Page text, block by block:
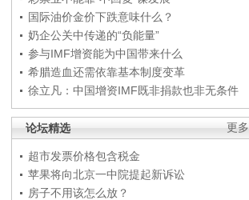
国际油价金价下跌意味什么？
奶企公关中传递的“负能量”
参与IMF增资能为中国带来什么
希腊造血还需依靠基本制度变革
徐立凡：中国增资IMF既非捐款也非无条件
更多
论坛精选
超市发票价格包含税金
苹果将向北京一中院提起新诉讼
房子不用该怎么放？